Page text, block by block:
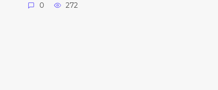
0 272